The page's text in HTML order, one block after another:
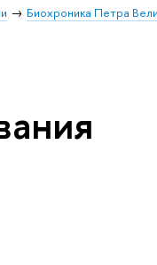
Биохроника Петра